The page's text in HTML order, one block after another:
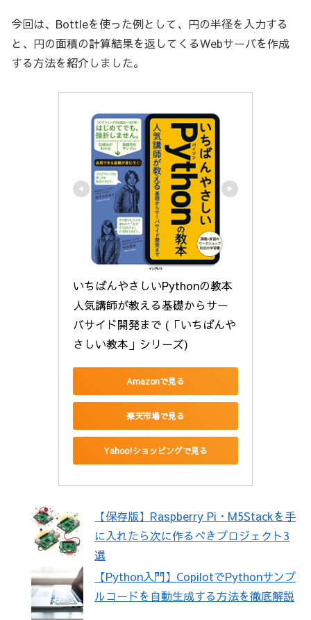
今回は、Bottleを使った例として、円の半径を入力する
と、円の面積の計算結果を返してくるWebサーバを作成
する方法を紹介しました。
いちばんやさしいPythonの教本
人気講師が教える基礎からサー
バサイド開発まで (「いちばんや
さしい教本」シリーズ)
Amazonで見る
楽天市場で見る
Yahoo!ショッピングで見る
【保存版】Raspberry Pi・M5Stackを手
に入れたら次に作るべきプロジェクト3
選
【Python入門】CopilotでPythonサンプ
ルコードを自動生成する方法を徹底解説